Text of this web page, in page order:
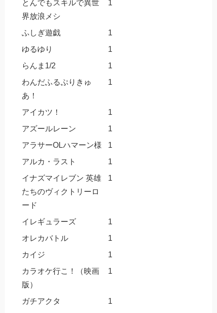
とんでもスキルで異世
界放浪メシ
1
ふしぎ遊戯
1
ゆるゆり
1
らんま1/2
1
わんだふるぷりきゅ
あ！
1
アイカツ！
1
アズールレーン
1
アラサーOLハマーン様
1
アルカ・ラスト
1
イナズマイレブン 英雄
たちのヴィクトリーロ
ード
1
イレギュラーズ
1
オレカバトル
1
カイジ
1
カラオケ行こ！（映画
版）
1
ガチアクタ
1